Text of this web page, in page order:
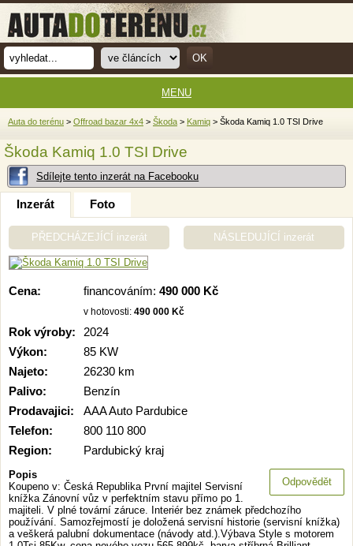
Auta do terénu > Offroad bazar 4x4 > Škoda > Kamiq > Škoda Kamiq 1.0 TSI Drive
Škoda Kamiq 1.0 TSI Drive
Sdílejte tento inzerát na Facebooku
Inzerát Foto
PŘEDCHÁZEJÍCÍ inzerát NÁSLEDUJÍCÍ inzerát
Cena: financováním: 490 000 Kč
v hotovosti: 490 000 Kč
Rok výroby:
2024
Výkon:
85 KW
Najeto:
26230 km
Palivo:
Benzín
Prodavajici:
AAA Auto Pardubice
Telefon:
800 110 800
Region:
Pardubický kraj
Odpovědět
Popis
Koupeno v: Česká Republika První majitel Servisní
knížka Zánovní vůz v perfektním stavu přímo po 1.
majiteli. V plné tovární záruce. Interiér bez známek předchozího
používání. Samozřejmostí je doložená servisní historie (servisní knížka)
a veškerá palubní dokumentace (návody atd.).Výbava Style s motorem
MENU